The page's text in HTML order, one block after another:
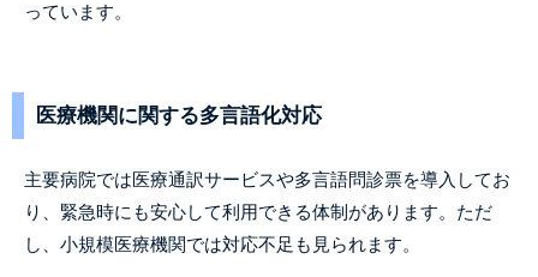
っています。
医療機関に関する多言語化対応
主要病院では医療通訳サービスや多言語問診票を導入してお
り、緊急時にも安心して利用できる体制があります。ただ
し、小規模医療機関では対応不足も見られます。